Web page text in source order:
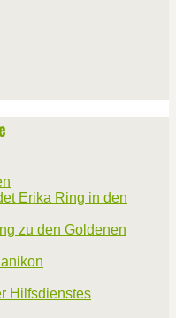
Erika Ring in den
zu den Goldenen
Hilfsdienstes